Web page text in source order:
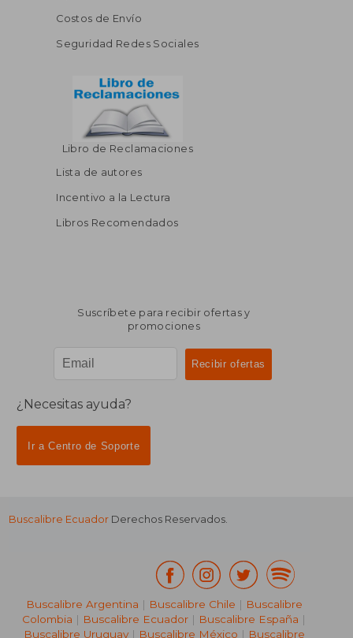
Costos de Envío
Seguridad Redes Sociales
Libro de Reclamaciones
Lista de autores
Incentivo a la Lectura
Libros Recomendados
Suscríbete para recibir ofertas y
promociones
¿Necesitas ayuda?
Ir a Centro de Soporte
Buscalibre Ecuador Derechos Reservados.
Buscalibre Argentina | Buscalibre Chile | Buscalibre
Colombia | Buscalibre Ecuador | Buscalibre España |
Buscalibre Uruguay| Buscalibre México | Buscalibre